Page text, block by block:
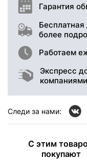
Гарантия
более
Работаем
Экспресс
компаниями
Следи за нами:
С этим
покупают